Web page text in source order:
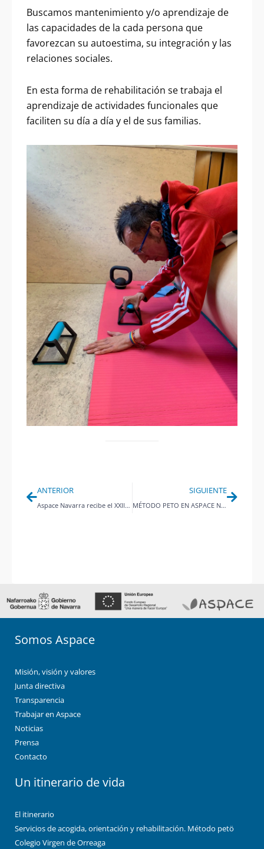
Buscamos mantenimiento y/o aprendizaje de
las capacidades de la cada persona que
favorezcan su autoestima, su integración y las
relaciones sociales.
En esta forma de rehabilitación se trabaja el
aprendizaje de actividades funcionales que
faciliten su día a día y el de sus familias.
ANTERIOR
Aspace Navarra recibe el XXII Haba de Oro de la Asociación Cabalgata Reyes Magos de Pamplona
SIGUIENTE
MÉTODO PETO EN ASPACE NAVARRA: UN SERVICIO INDIVIDUALIZADO A CADA PERSONA
Somos Aspace
Misión, visión y valores
Junta directiva
Transparencia
Trabajar en Aspace
Noticias
Prensa
Contacto
Un itinerario de vida
El itinerario
Servicios de acogida, orientación y rehabilitación. Método petö
Colegio Virgen de Orreaga